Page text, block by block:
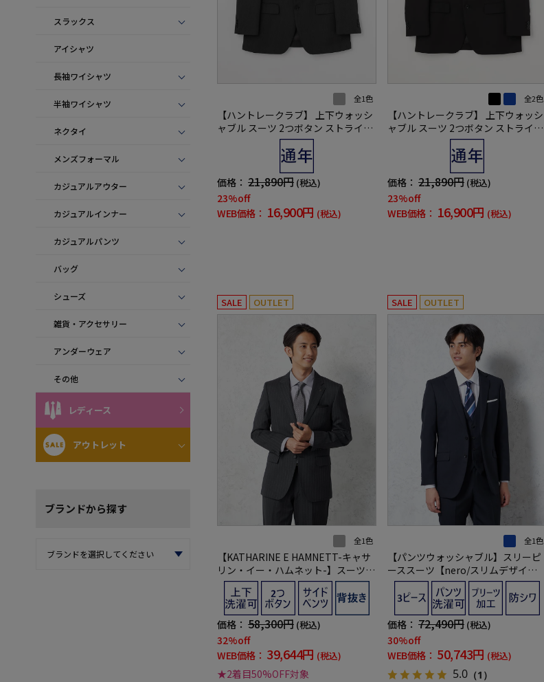
スラックス
アイシャツ
長袖ワイシャツ
半袖ワイシャツ
ネクタイ
メンズフォーマル
カジュアルアウター
カジュアルインナー
カジュアルパンツ
バッグ
シューズ
雑貨・アクセサリー
アンダーウェア
その他
レディース
アウトレット
ブランドから探す
全1色
【ハントレークラブ】 上下ウォッシ
ャブル スーツ 2つボタン ストライプ
ワンタック ハントレークラブ 通年
価格： 21,890円 (税込)
23%off
WEB価格： 16,900円 (税込)
全2色
【ハントレークラブ】 上下ウォッシ
ャブル スーツ 2つボタン ストライプ
ワンタック ハントレークラブ 通年
価格： 21,890円 (税込)
23%off
WEB価格： 16,900円 (税込)
SALE OUTLET
全1色
【KATHARINE E HAMNETT-キャサ
リン・イー・ハムネット-】スーツ 2
つボタン ＫＡＴＨＡＲＩＮＥ Ｅ Ｈ
ＡＭＮＥＴＴ ２Ｐ 上下ウォッシャブ
ル ストライプ キャサリン Ｅ ハムネ
ット 秋冬
価格： 58,300円 (税込)
32%off
WEB価格： 39,644円 (税込)
★2着目50%OFF対象
SALE OUTLET
全1色
【パンツウォッシャブル】スリーピ
ーススーツ【nero/スリムデザイ
ン】ウール混素材 2つボタン ストラ
イプ
価格： 72,490円 (税込)
30%off
WEB価格： 50,743円 (税込)
5.0 （1）